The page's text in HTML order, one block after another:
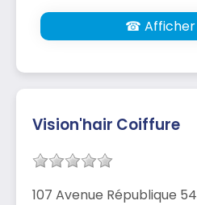
☎ Afficher
Vision'hair Coiffure
107 Avenue République